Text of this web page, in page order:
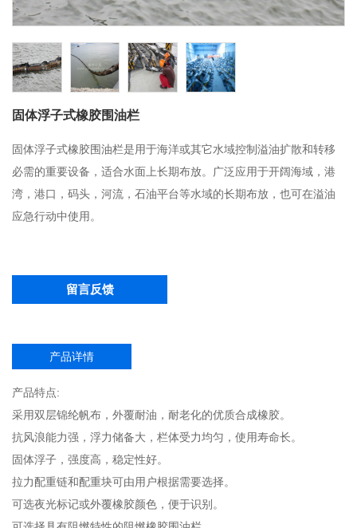
固体浮子式橡胶围油栏
固体浮子式橡胶围油栏是用于海洋或其它水域控制溢油扩散和转移
必需的重要设备，适合水面上长期布放。广泛应用于开阔海域，港
湾，港口，码头，河流，石油平台等水域的长期布放，也可在溢油
应急行动中使用。
留言反馈
产品详情
产品特点:
采用双层锦纶帆布，外覆耐油，耐老化的优质合成橡胶。
抗风浪能力强，浮力储备大，栏体受力均匀，使用寿命长。
固体浮子，强度高，稳定性好。
拉力配重链和配重块可由用户根据需要选择。
可选夜光标记或外覆橡胶颜色，便于识别。